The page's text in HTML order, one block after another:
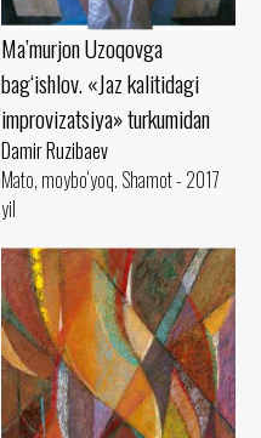
Ma’murjon Uzoqovga
bag‘ishlov. «Jaz kalitidagi
improvizatsiya» turkumidan
Damir Ruzibaev
Mato, moybo‘yoq. Shamot - 2017
yil